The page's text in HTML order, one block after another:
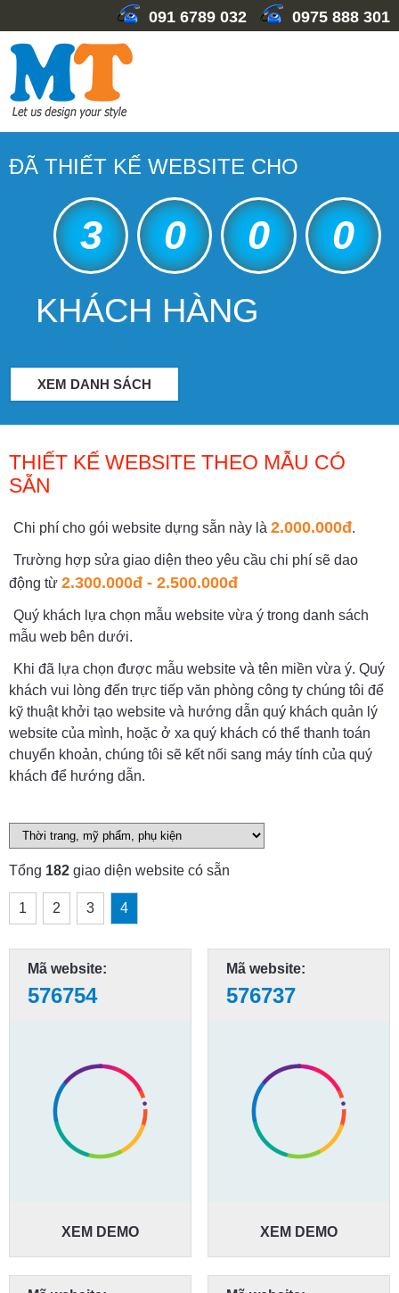
091 6789 032 0975 888 301
ĐÃ THIẾT KẾ WEBSITE CHO
3 0 0 0
KHÁCH HÀNG
XEM DANH SÁCH
THIẾT KẾ WEBSITE THEO MẪU CÓ
SẴN
Chi phí cho gói website dựng sẵn này là 2.000.000đ.
Trường hợp sửa giao diện theo yêu cầu chi phí sẽ dao
động từ 2.300.000đ - 2.500.000đ
Quý khách lựa chọn mẫu website vừa ý trong danh sách
mẫu web bên dưới.
Khi đã lựa chọn được mẫu website và tên miền vừa ý. Quý
khách vui lòng đến trực tiếp văn phòng công ty chúng tôi để
kỹ thuật khởi tạo website và hướng dẫn quý khách quản lý
website của mình, hoặc ở xa quý khách có thể thanh toán
chuyển khoản, chúng tôi sẽ kết nối sang máy tính của quý
khách để hướng dẫn.
Tổng 182 giao diện website có sẵn
1 2 3 4
Mã website:
576754
XEM DEMO
Mã website:
576737
XEM DEMO